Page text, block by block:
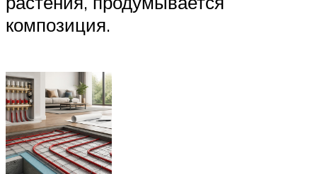
композиция.